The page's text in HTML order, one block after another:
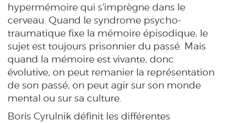
hypermémoire qui s'imprègne dans le
cerveau. Quand le syndrome psycho-
traumatique fixe la mémoire épisodique, le
sujet est toujours prisonnier du passé. Mais
quand la mémoire est vivante, donc
évolutive, on peut remanier la représentation
de son passé, on peut agir sur son monde
mental ou sur sa culture.
Boris Cyrulnik définit les différentes